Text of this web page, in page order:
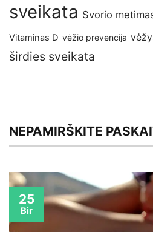
sveikata Svorio
Vitaminas D vėžio prevencija
širdies sveikata
NEPAMIRŠKITE
25
Bir